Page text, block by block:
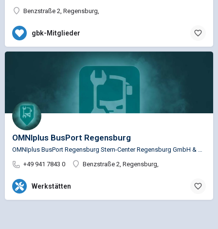
Benzstraße 2, Regensburg,
gbk-Mitglieder
OMNIplus BusPort Regensburg
+49 941 7843 0
Benzstraße 2, Regensburg,
Werkstätten